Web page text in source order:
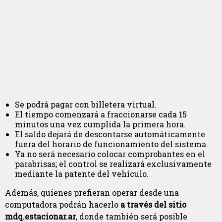
Se podrá pagar con billetera virtual.
El tiempo comenzará a fraccionarse cada 15
minutos una vez cumplida la primera hora.
El saldo dejará de descontarse automáticamente
fuera del horario de funcionamiento del sistema.
Ya no será necesario colocar comprobantes en el
parabrisas; el control se realizará exclusivamente
mediante la patente del vehículo.
Además, quienes prefieran operar desde una
computadora podrán hacerlo a través del sitio
mdq.estacionar.ar, donde también será posible